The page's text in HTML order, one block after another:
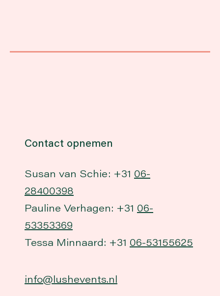
Contact opnemen
Susan van Schie: +31 06-
28400398
Pauline Verhagen: +31 06-
53353369
Tessa Minnaard: +31 06-53155625
info@lushevents.nl